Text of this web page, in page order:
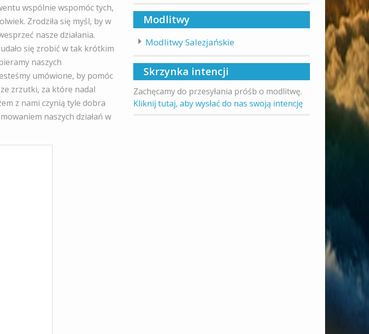
wspólnie wspomóc tych,
Zrodziła się myśl, by w
nasze działania.
się zrobić w tak krótkim
naszych
umówione, by pomóc
zrzutki, za które nadal
z nami czynią tyle dobra
naszych działań w
Modlitwy
Modlitwy Salezjańskie
Skrzynka intencji
Zachęcamy do przesyłania próśb o modlitwę.
Kliknij tutaj, aby wysłać do nas swoją intencję